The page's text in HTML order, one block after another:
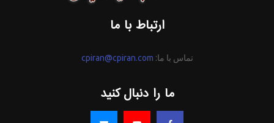
ارتباط با ما
تماس با ما: cpiran@cpiran.com
ما را دنبال کنید